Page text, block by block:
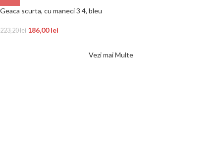
Geaca scurta, cu maneci 3 4, bleu
223,20lei 186,00lei
Vezi mai Multe